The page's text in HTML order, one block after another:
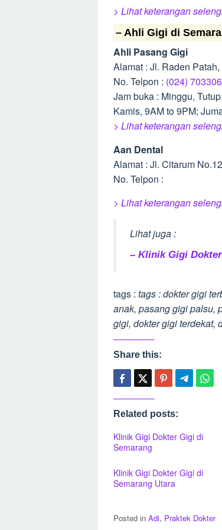
> Lihat keterangan
– Ahli Gigi di
Ahli Pasang Gigi
Alamat : Jl. Raden
No. Telpon : (024)
Jam buka : Minggu,
Kamis, 9AM to 9PM;
> Lihat keterangan
Aan Dental
Alamat : Jl. Citarum
No. Telpon :
> Lihat keterangan
Lihat juga :
– Klinik Gigi
tags : tags : dokter gigi
anak, pasang gigi palsu,
gigi, dokter gigi terdekat,
Share this:
Related posts:
Klinik Gigi Dokter Gigi di
Semarang
Klinik Gigi Dokter Gigi di
Semarang Utara
Posted in Adi, Praktek Dokter